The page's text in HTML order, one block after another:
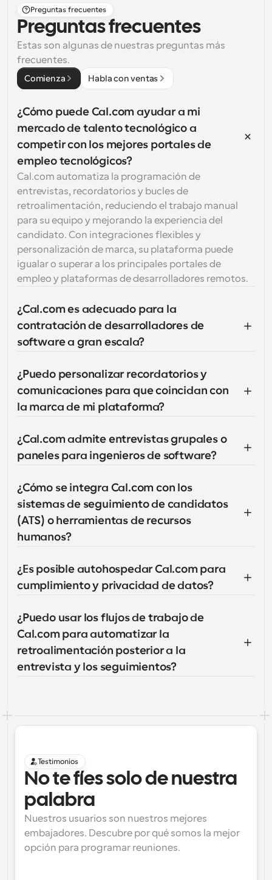
Preguntas frecuentes
Preguntas frecuentes
Estas son algunas de nuestras preguntas más
frecuentes.
Comienza Habla con ventas
¿Cómo puede Cal.com ayudar a mi
mercado de talento tecnológico a
competir con los mejores portales de
empleo tecnológicos?
Cal.com automatiza la programación de
entrevistas, recordatorios y bucles de
retroalimentación, reduciendo el trabajo manual
para su equipo y mejorando la experiencia del
candidato. Con integraciones flexibles y
personalización de marca, su plataforma puede
igualar o superar a los principales portales de
empleo y plataformas de desarrolladores remotos.
¿Cal.com es adecuado para la
contratación de desarrolladores de
software a gran escala?
¿Puedo personalizar recordatorios y
comunicaciones para que coincidan con
la marca de mi plataforma?
¿Cal.com admite entrevistas grupales o
paneles para ingenieros de software?
¿Cómo se integra Cal.com con los
sistemas de seguimiento de candidatos
(ATS) o herramientas de recursos
humanos?
¿Es posible autohospedar Cal.com para
cumplimiento y privacidad de datos?
¿Puedo usar los flujos de trabajo de
Cal.com para automatizar la
retroalimentación posterior a la
entrevista y los seguimientos?
Testimonios
No te fíes solo de nuestra
palabra
Nuestros usuarios son nuestros mejores
embajadores. Descubre por qué somos la mejor
opción para programar reuniones.